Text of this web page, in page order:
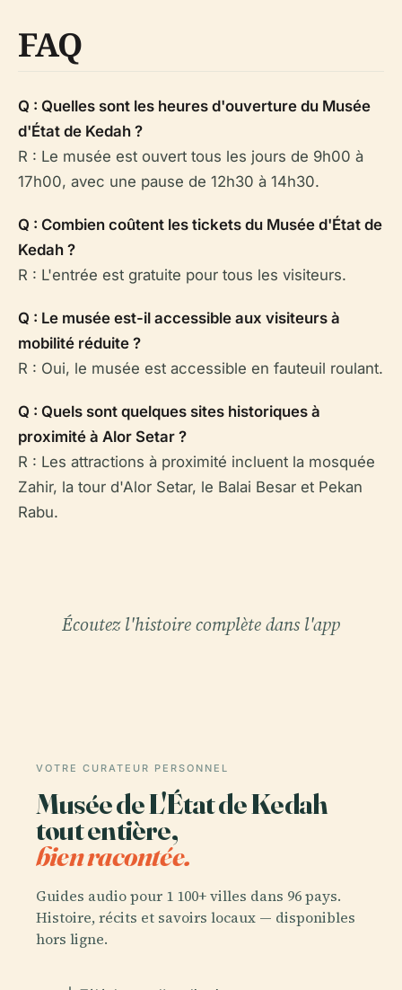
FAQ
Q : Quelles sont les heures d'ouverture du Musée
d'État de Kedah ?
R : Le musée est ouvert tous les jours de 9h00 à
17h00, avec une pause de 12h30 à 14h30.
Q : Combien coûtent les tickets du Musée d'État de
Kedah ?
R : L'entrée est gratuite pour tous les visiteurs.
Q : Le musée est-il accessible aux visiteurs à
mobilité réduite ?
R : Oui, le musée est accessible en fauteuil roulant.
Q : Quels sont quelques sites historiques à
proximité à Alor Setar ?
R : Les attractions à proximité incluent la mosquée
Zahir, la tour d'Alor Setar, le Balai Besar et Pekan
Rabu.
Écoutez l'histoire complète dans l'app
VOTRE CURATEUR PERSONNEL
Musée de L'État de Kedah
tout entière,
bien racontée.
Guides audio pour 1 100+ villes dans 96 pays.
Histoire, récits et savoirs locaux — disponibles
hors ligne.